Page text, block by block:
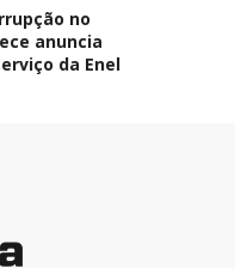
no
anuncia
da Enel